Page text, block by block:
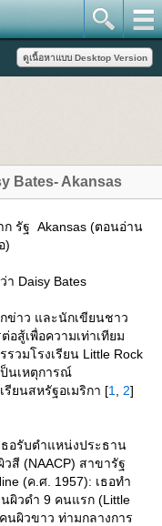
Bates- Akansas
รัฐ Akansas (ตอนอ่าน
)
า Daisy Bates
ข่าว และนักเขียนชาว
อสู้เพื่อความเท่าเทียม
วมโรงเรียน Little Rock
ป็นเหตุการณ์
ยนสหรัฐอเมริกา [1 2]
อรับตำแหน่งประธาน
สี (NAACP) สาขารัฐ
(ค.ศ. 1957): เธอทำ
ผิวดำ 9 คนแรก (Little
นผิวขาว ท่ามกลางการ